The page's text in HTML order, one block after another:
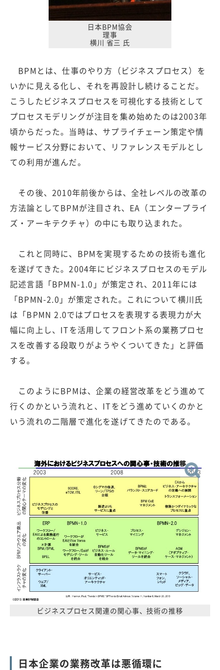
日本BPM協会
理事
横川 省三 氏
BPMとは、仕事のやり方（ビジネスプロセス）を
いかに見える化し、それを再設計し続けることだ。
こうしたビジネスプロセスを可視化する技術として
プロセスモデリングが注目を集め始めたのは2003年
頃からだった。当時は、サプライチェーン策定や情
報サービス分野において、リファレンスモデルとし
ての利用が進んだ。
その後、2010年前後からは、全社レベルの改革の
方法論としてBPMが注目され、EA（エンタープライ
ズ・アーキテクチャ）の中にも取り込まれた。
これと同時に、BPMを実現するための技術も進化
を遂げてきた。2004年にビジネスプロセスのモデル
記述言語「BPMN-1.0」が策定され、2011年には
「BPMN-2.0」が策定された。これについて横川氏
は「BPMN 2.0ではプロセスを表現する表現力が大
幅に向上し、ITを活用してフロント系の業務プロセ
スを改善する段取りがようやくついてきた」と評価
する。
このようにBPMは、企業の経営改革をどう進めて
行くのかという流れと、ITをどう進めていくのかと
いう流れの二階層で進化を遂げてきたのである。
ビジネスプロセス関連の関心事、技術の推移
日本企業の業務改革は悪循環に